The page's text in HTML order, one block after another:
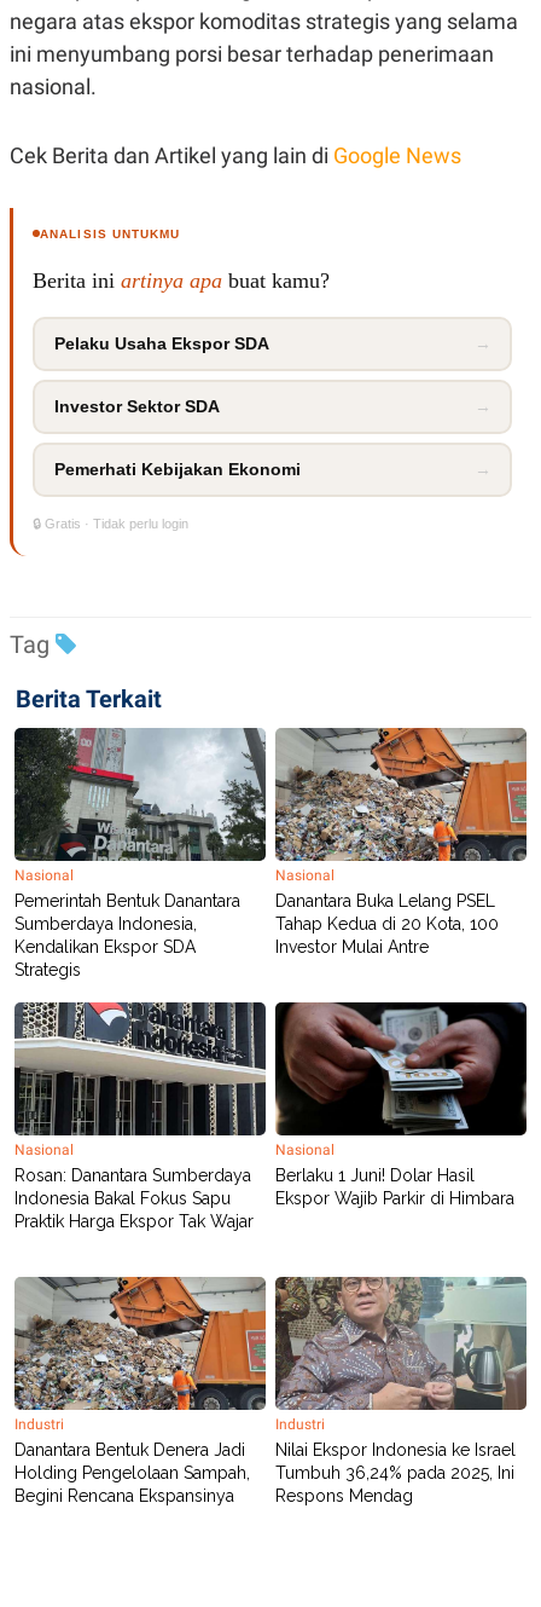
A
D
E
M
Y
E
S
E
G
N
N
E
T
K
E
A
M
T
E
E
A
R
A
V
R
G
G
E
D
I
A
.
I
D
SITEMAPPROFILE TERM
PEDOMAN
PEMBERITAAN
SIBER
PRIVACY
POLICY
negara atas ekspor komoditas strategis yang selama
ini menyumbang porsi besar terhadap penerimaan
nasional.
Cek Berita dan Artikel yang lain di Google News
ANALISIS UNTUKMU
Berita ini artinya apa buat kamu?
Pelaku Usaha Ekspor SDA →
Investor Sektor SDA →
Pemerhati Kebijakan Ekonomi →
🔒 Gratis · Tidak perlu login
Tag
Berita Terkait
Nasional
Pemerintah Bentuk Danantara
Sumberdaya Indonesia,
Kendalikan Ekspor SDA
Strategis
Nasional
Danantara Buka Lelang PSEL
Tahap Kedua di 20 Kota, 100
Investor Mulai Antre
Nasional
Rosan: Danantara Sumberdaya
Indonesia Bakal Fokus Sapu
Praktik Harga Ekspor Tak Wajar
Nasional
Berlaku 1 Juni! Dolar Hasil
Ekspor Wajib Parkir di Himbara
Industri
Danantara Bentuk Denera Jadi
Holding Pengelolaan Sampah,
Begini Rencana Ekspansinya
Industri
Nilai Ekspor Indonesia ke Israel
Tumbuh 36,24% pada 2025, Ini
Respons Mendag